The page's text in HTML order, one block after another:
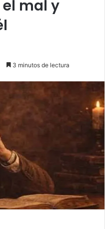
mal y
3 minutos de lectura